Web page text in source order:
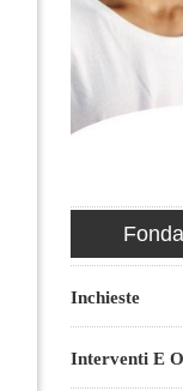
Inchieste
Interventi E